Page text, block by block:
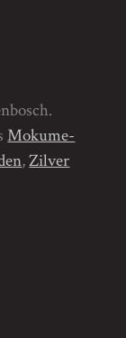
Mokume-
,Zilver